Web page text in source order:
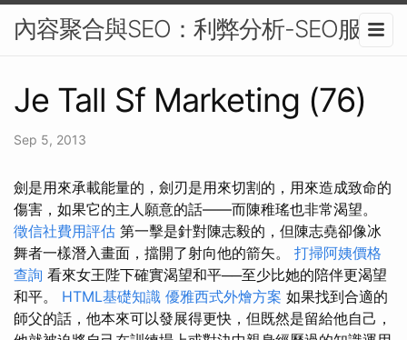
內容聚合與SEO：利弊分析-SEO服務
Je Tall Sf Marketing (76)
Sep 5, 2013
劍是用來承載能量的，劍刃是用來切割的，用來造成致命的
傷害，如果它的主人願意的話——而陳稚瑤也非常渴望。
徵信社費用評估 第一擊是針對陳志毅的，但陳志堯卻像冰
舞者一樣潛入畫面，擋開了射向他的箭矢。 打掃阿姨價格
查詢 看來女王陛下確實渴望和平──至少比她的陪伴更渴望
和平。 HTML基礎知識 優雅西式外燴方案 如果找到合適的
師父的話，他本來可以發展得更快，但既然是留給他自己，